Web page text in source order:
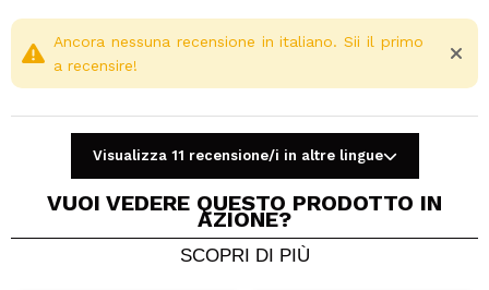
Condividi un video o una foto
Ancora nessuna recensione in italiano. Sii il primo
a recensire!
Visualizza 11 recensione/i in altre lingue
VUOI VEDERE QUESTO PRODOTTO IN
AZIONE?
SCOPRI DI PIÙ